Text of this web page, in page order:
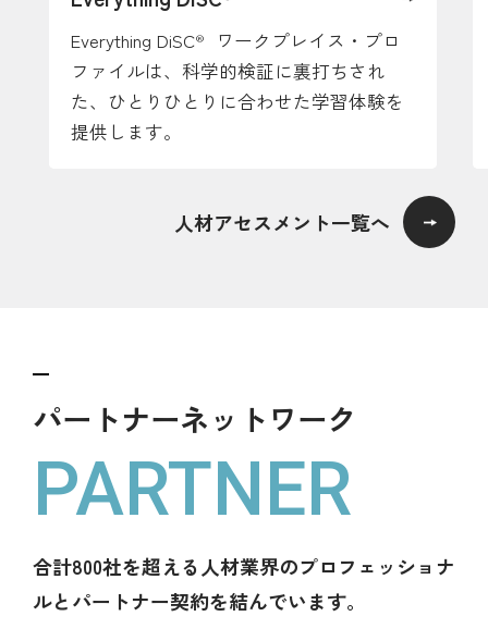
Everything DiSC®
ワークプレイス・プロ
ファイルは、科学的検証に裏打ちされ
た、ひとりひとりに合わせた学習体験を
提供します。
人材アセスメント一覧へ
パートナーネットワーク
PARTNER
合計800社を超える人材業界のプロフェッショナ
ルとパートナー契約を結んでいます。